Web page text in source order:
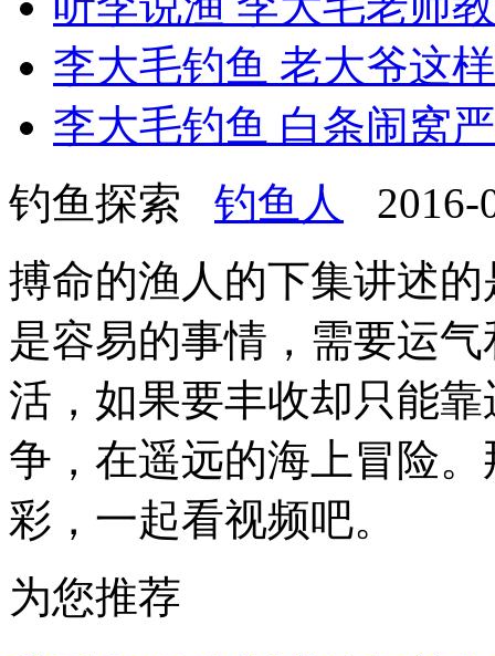
李大毛钓鱼 老大爷这
李大毛钓鱼 白条闹窝
钓鱼探索 钓鱼人
2016-
搏命的渔人的下集讲述
是容易的事情，需要运
活，如果要丰收却只能
争，在遥远的海上冒险
彩，一起看视频吧。
为您推荐